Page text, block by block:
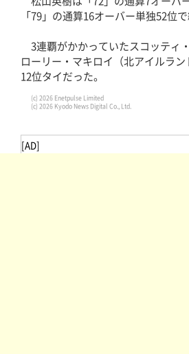
「79」の通算16オーバー単独52位で
3連覇がかかっていたスコッティ
ローリー・マキロイ（北アイルラ
12位タイだった。
(c) 2026 Enetpulse Limited
(c) 2026 Kyodo News Digital Co., Ltd.
[AD]